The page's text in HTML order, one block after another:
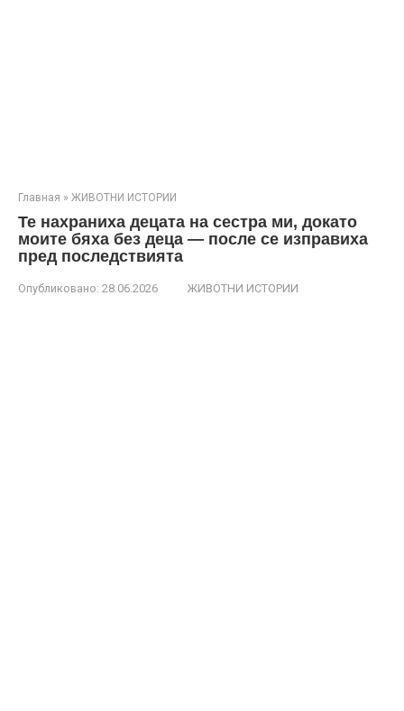
Главная » ЖИВОТНИ ИСТОРИИ
Те нахраниха децата на сестра ми, докато
моите бяха без деца — после се изправиха
пред последствията
Опубликовано: 28.06.2026 ЖИВОТНИ ИСТОРИИ